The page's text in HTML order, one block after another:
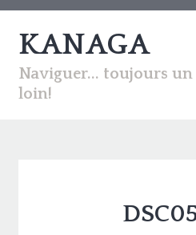
KANAGA
Naviguer... toujours
loin!